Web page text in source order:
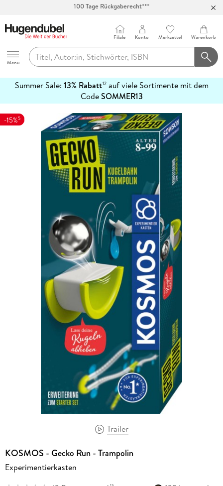
Abholung in über 100 Filialen
Hugendubel
Menu
Filiale Konto Merkzettel Warenkorb
Summer Sale: 13% Rabatt12auf viele Sortimente mit dem
CodeSOMMER13
erfahren
Trailer
-15%5
KOSMOS - Gecko Run - Trampolin
Experimentierkasten